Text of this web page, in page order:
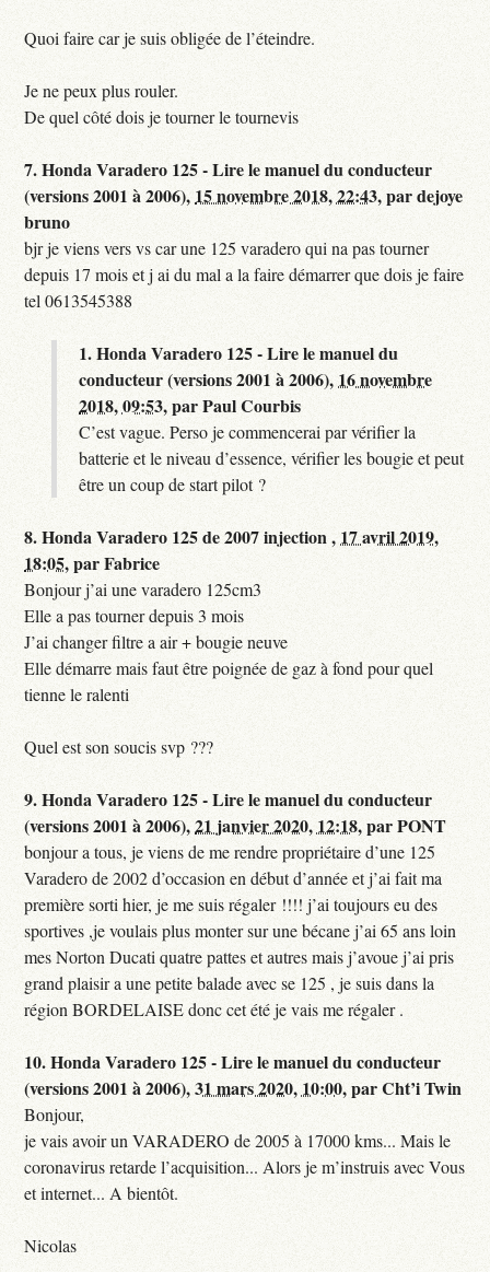
Quoi faire car je suis obligée de l’éteindre.
Je ne peux plus rouler.
De quel côté dois je tourner le tournevis
7.Honda Varadero 125 - Lire le manuel du conducteur
(versions 2001 à 2006), 15 novembre 2018, 22:43,pardejoye
bruno
bjr je viens vers vs car une 125 varadero qui na pas tourner
depuis 17 mois et j ai du mal a la faire démarrer que dois je faire
tel 0613545388
1.Honda Varadero 125 - Lire le manuel du
conducteur (versions 2001 à 2006), 16 novembre
2018, 09:53,parPaul Courbis
C’est vague. Perso je commencerai par vérifier la
batterie et le niveau d’essence, vérifier les bougie et peut
être un coup de start pilot ?
8.Honda Varadero 125 de 2007 injection , 17 avril 2019,
18:05,parFabrice
Bonjour j’ai une varadero 125cm3
Elle a pas tourner depuis 3 mois
J’ai changer filtre a air + bougie neuve
Elle démarre mais faut être poignée de gaz à fond pour quel
tienne le ralenti
Quel est son soucis svp ???
9.Honda Varadero 125 - Lire le manuel du conducteur
(versions 2001 à 2006),21 janvier 2020, 12:18,parPONT
bonjour a tous, je viens de me rendre propriétaire d’une 125
Varadero de 2002 d’occasion en début d’année et j’ai fait ma
première sorti hier, je me suis régaler !!!! j’ai toujours eu des
sportives ,je voulais plus monter sur une bécane j’ai 65 ans loin
mes Norton Ducati quatre pattes et autres mais j’avoue j’ai pris
grand plaisir a une petite balade avec se 125 , je suis dans la
région BORDELAISE donc cet été je vais me régaler .
10.Honda Varadero 125 - Lire le manuel du conducteur
(versions 2001 à 2006),31 mars 2020, 10:00,parCht’i Twin
Bonjour,
je vais avoir un VARADERO de 2005 à 17000 kms... Mais le
coronavirus retarde l’acquisition... Alors je m’instruis avec Vous
et internet... A bientôt.
Nicolas